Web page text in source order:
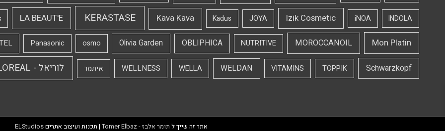
INDOLA
iNOA
Izik Cosmetic
JOYA
Kadus
Kava Kava
KERASTASE
LA BEAUT'E
Mon Platin
MOROCCANOIL
NUTRITIVE
OBLIPHICA
Olivia Garden
osmo
Panasonic
Schwarzkopf
TOPPIK
VITAMINS
WELDAN
WELLA
WELLNESS איתמר לוריאל - LOREAL
אתר זה שייך ל תומר אלבז - Tomer Elbaz | תכנות ועיצוב אתריםELStudios